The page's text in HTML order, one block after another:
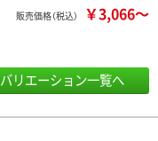
販売価格（税込） ￥3,066～
バリエーション一覧へ